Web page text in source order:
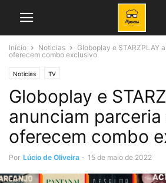
Início Noticias
Globoplay e STARZPLAY
oferecem combo exclusivo
Noticias TV
Globoplay e
anunciam parceria
oferecem combo
Por Lúcio de Oliveira - 15 de maio de 2022